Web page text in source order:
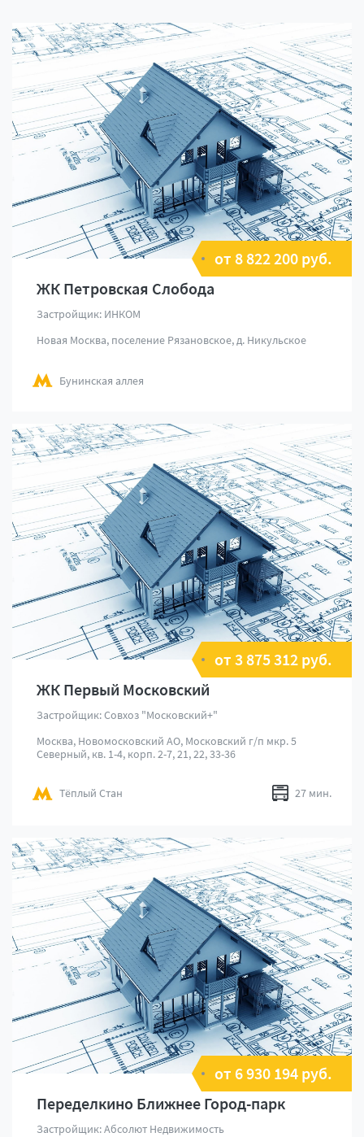
от 8 822 200 руб.
ЖК Петровская Слобода
Застройщик: ИНКОМ
Новая Москва, поселение Рязановское, д. Никульское
Бунинская аллея
от 3 875 312 руб.
ЖК Первый Московский
Застройщик: Совхоз "Московский+"
Москва, Новомосковский АО, Московский г/п мкр. 5
Северный, кв. 1-4, корп. 2-7, 21, 22, 33-36
Тёплый Стан 27 мин.
от 6 930 194 руб.
Переделкино Ближнее Город-парк
Застройщик: Абсолют Недвижимость